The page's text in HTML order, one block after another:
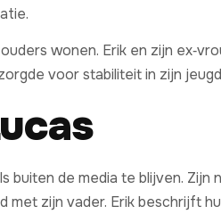
wonen. Erik en zijn
voor stabiliteit in zijn
de media te blijven.
zijn vader. Erik beschrijft